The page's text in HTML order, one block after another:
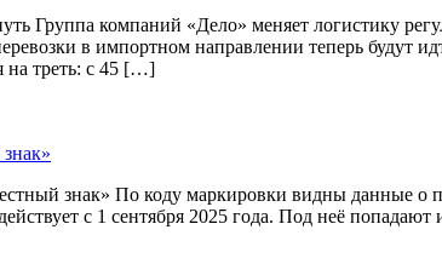
Группа компаний «Дело» меняет логистику
в импортном направлении теперь
на треть: с 45 […]
знак» По коду маркировки видны данные
с 1 сентября 2025 года. Под неё